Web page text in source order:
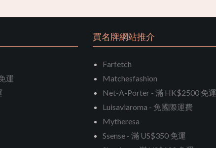
運
買名牌網站推介
Farfetch
Matchesfashion
Net-A-Porter - 滿 HK$2500 免運
Luisaviaroma - 免國際運費
Mytheresa
Ssense - 滿 US$350 免運